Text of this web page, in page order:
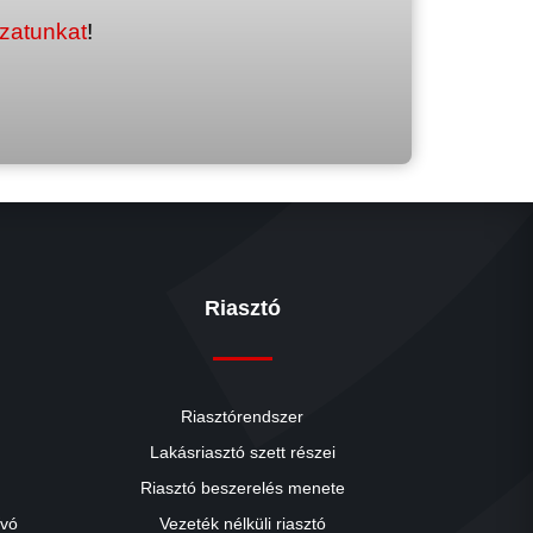
!
Riasztó
Riasztórendszer
Lakásriasztó szett részei
Riasztó beszerelés menete
Vezeték nélküli riasztó